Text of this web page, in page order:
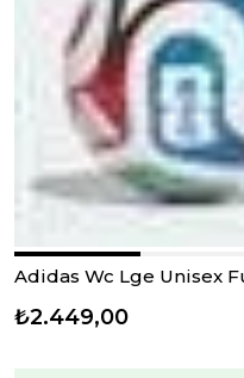
Adidas Wc Lge Unisex
₺2.449,00